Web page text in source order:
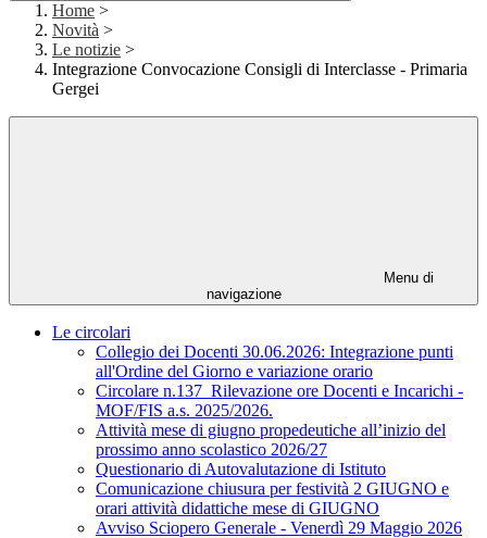
Home >
Novità >
Le notizie >
Integrazione Convocazione Consigli di Interclasse - Primaria
Gergei
Menu di
navigazione
Le circolari
Collegio dei Docenti 30.06.2026: Integrazione punti
all'Ordine del Giorno e variazione orario
Circolare n.137_Rilevazione ore Docenti e Incarichi -
MOF/FIS a.s. 2025/2026.
Attività mese di giugno propedeutiche all’inizio del
prossimo anno scolastico 2026/27
Questionario di Autovalutazione di Istituto
Comunicazione chiusura per festività 2 GIUGNO e
orari attività didattiche mese di GIUGNO
Avviso Sciopero Generale - Venerdì 29 Maggio 2026